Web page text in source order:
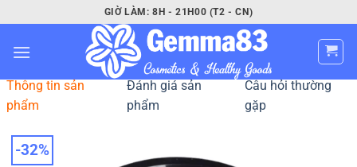
qua
nội
GIỜ LÀM: 8H - 21H00 (T2 - CN)
-32%
Thông tin sản
phẩm
Đánh giá sản
phẩm
Câu hỏi thường
gặp